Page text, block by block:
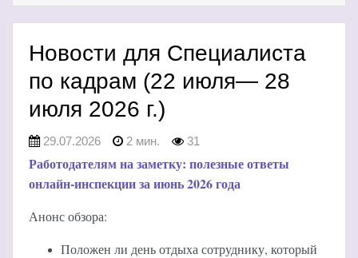
Новости для Специалиста
по кадрам (22 июля— 28
июля 2026 г.)
29.07.2026 2 мин. 31
Работодателям на заметку: полезные ответы
онлайн-инспекции за июнь 2026 года
Анонс обзора:
Положен ли день отдыха сотруднику, который